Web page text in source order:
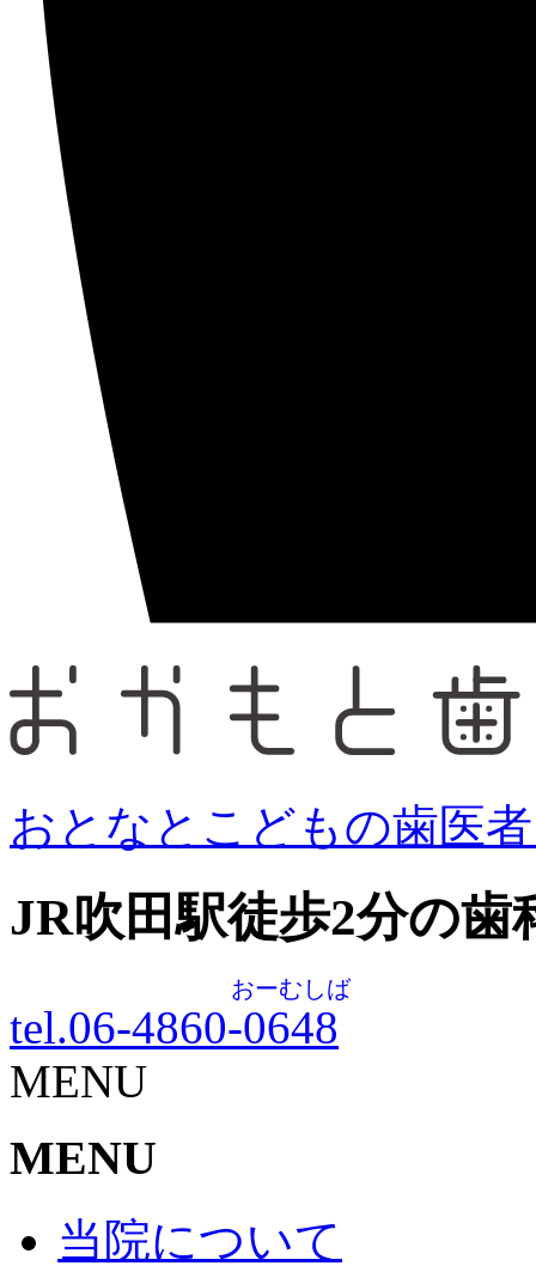
おとなとこどもの歯医
JR吹田駅徒歩2分の歯
tel.06-4860-0648
おーむしば
MENU
MENU
当院について